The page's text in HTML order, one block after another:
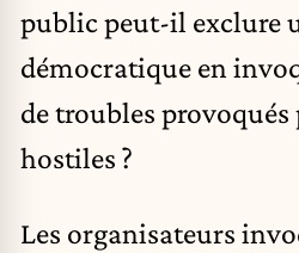
public peut-il exclure
démocratique en
de troubles provoqués
hostiles ?
Les organisateurs